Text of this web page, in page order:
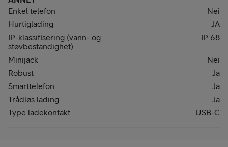
Enkel telefon
Nei
Hurtiglading
JA
IP-klassifisering (vann- og
støvbestandighet)
IP 68
Minijack
Nei
Robust
Ja
Smarttelefon
Ja
Trådløs lading
Ja
Type ladekontakt
USB-C